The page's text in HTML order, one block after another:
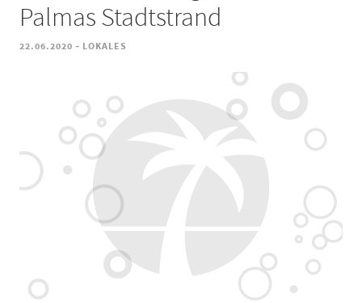
Palmas Stadtstrand
22.06.2020 - LOKALES